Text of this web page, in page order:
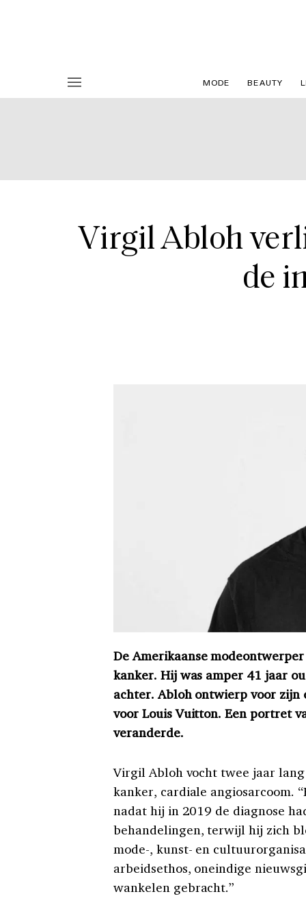
MODE BEAUTY
Virgil Abloh
de
De Amerikaanse
kanker. Hij was amper 41 jaar
achter. Abloh ontwierp voor zijn
voor Louis Vuitton. Een portret
veranderde.
Virgil Abloh vocht twee jaar
kanker, cardiale angiosarcoom.
nadat hij in 2019 de diagnose
behandelingen, terwijl hij zich
mode-, kunst- en
arbeidsethos, oneindige
wankelen gebracht.”